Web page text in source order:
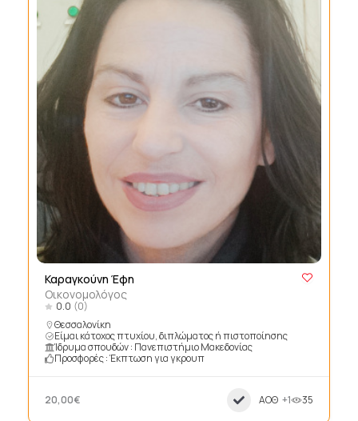
Καραγκούνη Έφη
Οικονομολόγος
0.0 (0)
Θεσσαλονίκη
Είμαι κάτοχος πτυχίου, διπλώματος ή πιστοποίησης
Ίδρυμα σπουδών : Πανεπιστήμιο Μακεδονίας
Προσφορές : Έκπτωση για γκρουπ
20,00€ ΑΟΘ +1 35